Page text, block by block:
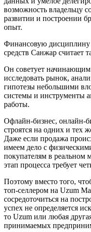
возможность владельцу
развитии и построении
опыт.
Финансовую дисциплину
средств Санжар считает
Он советует
исследовать рынок,
гипотезы небольшими
системы и инструменты
работы.
Офлайн-бизнес, онлайн-
строятся на одних и тех
Даже если продажа
имеем дело с
покупателям в реальном
этап процесса требует
Поэтому вместо того,
топ-селлером на Uzum
сосредоточиться на
успех не определяется
то Uzum или любая
принимаемых